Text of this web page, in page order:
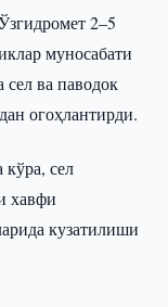
2–5
муносабати
сел ва паводок
огоҳлантирди.
сел
хавфи
кузатилиши